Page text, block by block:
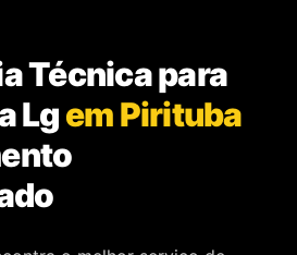
Técnica para
Lgem Pirituba